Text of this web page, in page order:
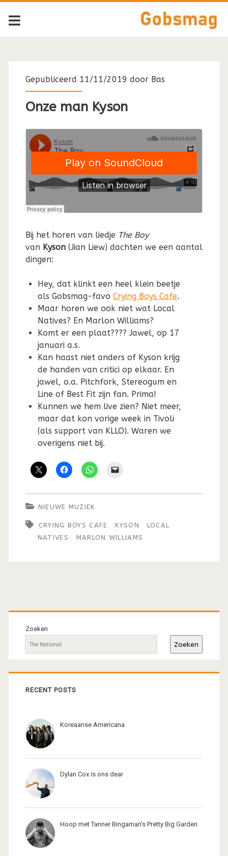
<span>Kyson</span>
Gepubliceerd 11/11/2019 door Bas
Onze man Kyson
Bij het horen van liedje The Boy
van Kyson(Jian Liew) dachten we een aantal
dingen:
Hey, dat klinkt een heel klein beetje
als Gobsmag-favo Crying Boys Cafe.
Maar horen we ook niet wat Local
Natives? En Marlon Williams?
Komt er een plaat???? Jawel, op 17
januari a.s.
Kan haast niet anders of Kyson krijg
de handen van critici op elkaar. En
jawel, o.a. Pitchfork, Stereogum en
Line of Best Fit zijn fan. Prima!
Kunnen we hem live zien? Niet meer,
maar dat kon vorige week in Tivoli
(als support van KLLO). Waren we
overigens niet bij.
NIEUWE MUZIEK
CRYING BOYS CAFE KYSON
LOCAL
NATIVES
MARLON WILLIAMS
Primaire
sidebar
Zoeken
Zoeken
RECENT POSTS
Koreaanse Americana
Dylan Cox is ons dear
Hoop met Tanner Bingaman's Pretty Big Garden